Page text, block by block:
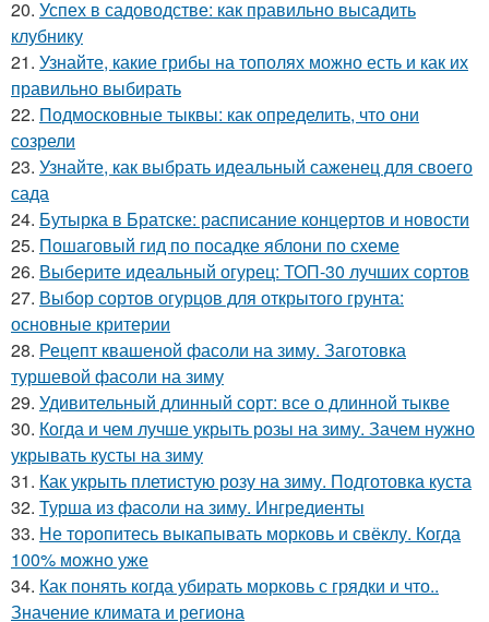
20. Успех в садоводстве: как правильно высадить
клубнику
21. Узнайте, какие грибы на тополях можно есть и как их
правильно выбирать
22. Подмосковные тыквы: как определить, что они
созрели
23. Узнайте, как выбрать идеальный саженец для своего
сада
24. Бутырка в Братске: расписание концертов и новости
25. Пошаговый гид по посадке яблони по схеме
26. Выберите идеальный огурец: ТОП-30 лучших сортов
27. Выбор сортов огурцов для открытого грунта:
основные критерии
28. Рецепт квашеной фасоли на зиму. Заготовка
туршевой фасоли на зиму
29. Удивительный длинный сорт: все о длинной тыкве
30. Когда и чем лучше укрыть розы на зиму. Зачем нужно
укрывать кусты на зиму
31. Как укрыть плетистую розу на зиму. Подготовка куста
32. Турша из фасоли на зиму. Ингредиенты
33. Не торопитесь выкапывать морковь и свёклу. Когда
100% можно уже
34. Как понять когда убирать морковь с грядки и что..
Значение климата и региона